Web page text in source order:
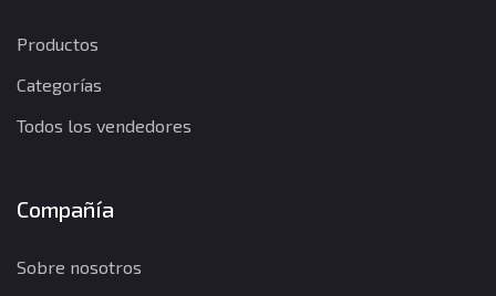
Productos
Categorías
Todos los vendedores
Compañía
Sobre nosotros